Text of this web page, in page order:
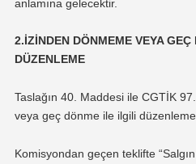
anlamına gelecektir.
2.İZİNDEN DÖNMEME VEYA
DÜZENLEME
Taslağın 40. Maddesi ile CGTİK
veya geç dönme ile ilgili düzenleme
Komisyondan geçen teklifte